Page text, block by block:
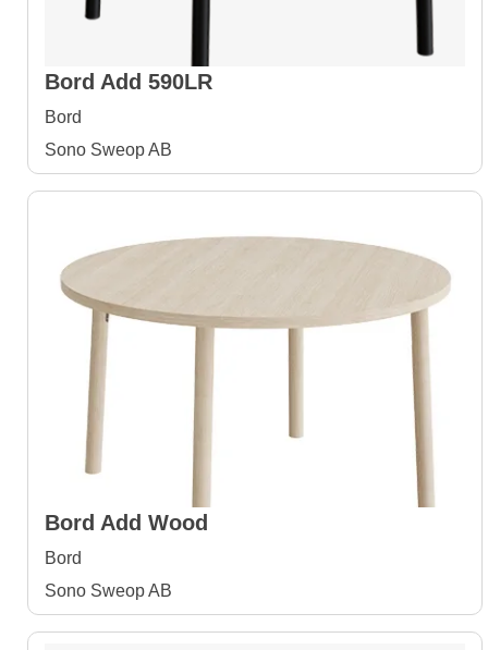
Bord Add 590LR
Bord
Sono Sweop AB
Bord Add Wood
Bord
Sono Sweop AB